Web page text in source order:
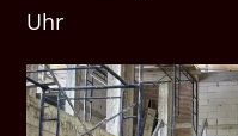
Uhr